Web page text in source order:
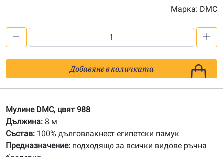
Марка: DMC
Мулине
DMC
Добавяне в количката
Мулине DMC, цвят 988
Дължина: 8 м
Състав: 100% дълговлакнест египетски памук
Предназначение: подходящо за всички видове ръчна